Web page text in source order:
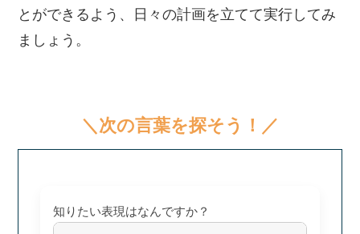
とができるよう、日々の計画を立てて実行してみ
ましょう。
＼次の言葉を探そう！／
知りたい表現はなんですか？